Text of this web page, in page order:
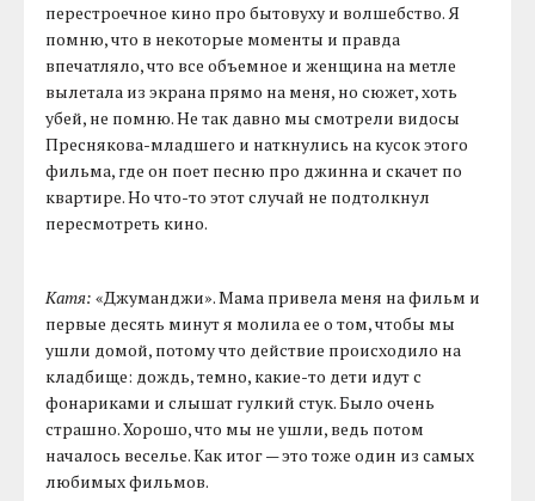
перестроечное кино про бытовуху и волшебство. Я
помню, что в некоторые моменты и правда
впечатляло, что все объемное и женщина на метле
вылетала из экрана прямо на меня, но сюжет, хоть
убей, не помню. Не так давно мы смотрели видосы
Преснякова-младшего и наткнулись на кусок этого
фильма, где он поет песню про джинна и скачет по
квартире. Но что-то этот случай не подтолкнул
пересмотреть кино.
Катя: «Джуманджи». Мама привела меня на фильм и
первые десять минут я молила ее о том, чтобы мы
ушли домой, потому что действие происходило на
кладбище: дождь, темно, какие-то дети идут с
фонариками и слышат гулкий стук. Было очень
страшно. Хорошо, что мы не ушли, ведь потом
началось веселье. Как итог — это тоже один из самых
любимых фильмов.